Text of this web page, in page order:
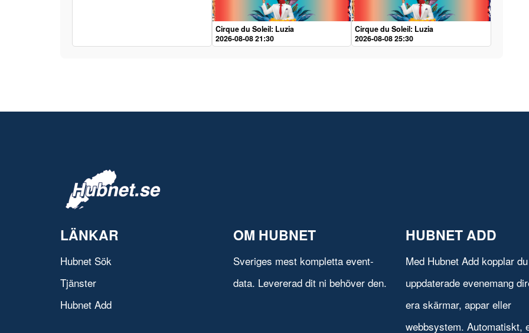
Cirque du Soleil: Luzia
2026-08-08 21:30
Cirque du Soleil: Luzia
2026-08-08 25:30
LÄNKAR
Hubnet Sök
Tjänster
Hubnet Add
OM HUBNET
Sveriges mest kompletta event-
data. Levererad dit ni behöver den.
HUBNET ADD
Med Hubnet Add kopplar
uppdaterade evenemang
era skärmar, appar eller
webbsystem. Automatiskt,